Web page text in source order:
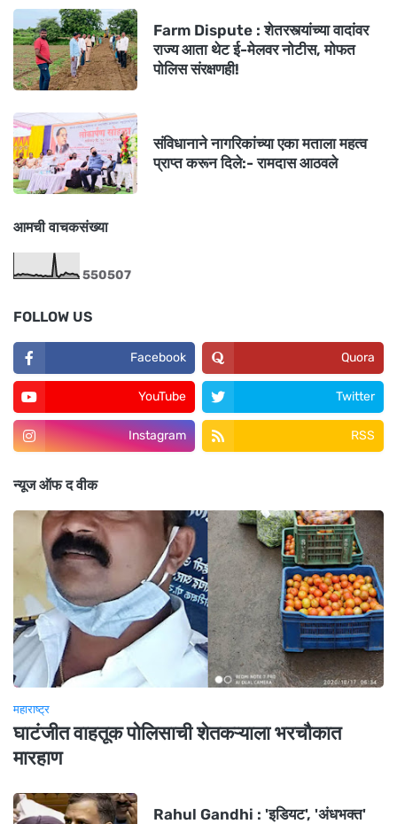
Farm Dispute : शेतरस्त्यांच्या वादांवर
राज्य आता थेट ई-मेलवर नोटीस, मोफत
पोलिस संरक्षणही!
संविधानाने नागरिकांच्या एका मताला महत्व
प्राप्त करून दिले:- रामदास आठवले
आमची वाचकसंख्या
550507
FOLLOW US
Facebook Quora
YouTube Twitter
Instagram RSS
न्यूज ऑफ द वीक
महाराष्ट्र
घाटंजीत वाहतूक पोलिसाची शेतकऱ्याला भरचौकात
मारहाण
Rahul Gandhi : 'इडियट', 'अंधभक्त'